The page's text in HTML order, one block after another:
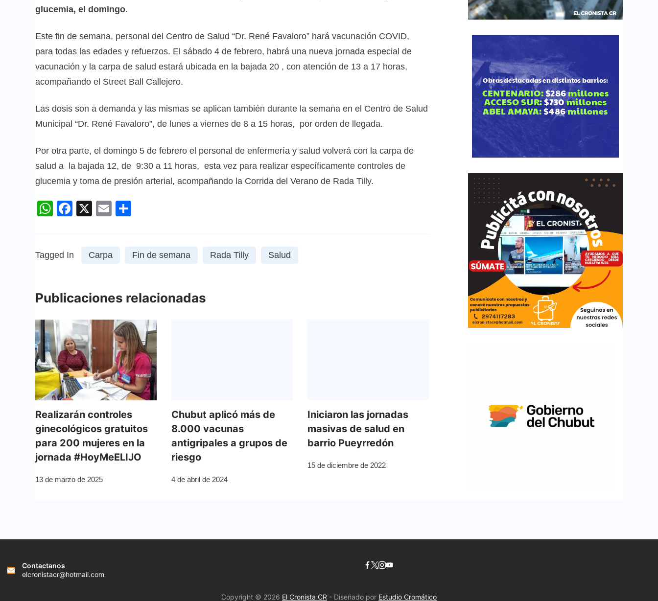
glucemia, el domingo.
Este fin de semana, personal del Centro de Salud “Dr. René Favaloro” hará vacunación COVID,
para todas las edades y refuerzos. El sábado 4 de febrero, habrá una nueva jornada especial de
vacunación y la carpa de salud estará ubicada en la bajada 20 , con atención de 13 a 17 horas,
acompañando el Street Ball Callejero.
Las dosis son a demanda y las mismas se aplican también durante la semana en el Centro de Salud
Municipal “Dr. René Favaloro”, de lunes a viernes de 8 a 15 horas, por orden de llegada.
Por otra parte, el domingo 5 de febrero el personal de enfermería y salud volverá con la carpa de
salud a la bajada 12, de 9:30 a 11 horas, esta vez para realizar específicamente controles de
glucemia y toma de presión arterial, acompañando la Corrida del Verano de Rada Tilly.
WhatsApp
Facebook
X Email
Tagged In Carpa Fin de semana Rada Tilly Salud
Publicaciones relacionadas
Realizarán controles
ginecológicos gratuitos
para 200 mujeres en la
jornada #HoyMeELIJO
13 de marzo de 2025
Chubut aplicó más de
8.000 vacunas
antigripales a grupos de
riesgo
4 de abril de 2024
Iniciaron las jornadas
masivas de salud en
barrio Pueyrredón
15 de diciembre de 2022
Contactanos
elcronistacr@hotmail.com
Copyright © 2026 El Cronista CR - Diseñado por Estudio Cromático